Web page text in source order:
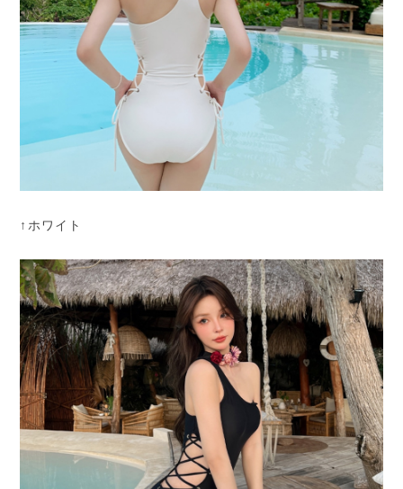
↑ホワイト